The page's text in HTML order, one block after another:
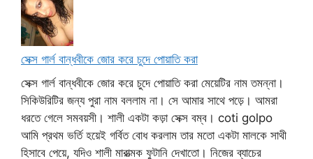
সেক্স গার্ল বান্ধবীকে জোর করে চুদে পোয়াতি করা
সেক্স গার্ল বান্ধবীকে জোর করে চুদে পোয়াতি করা মেয়েটির নাম তমন্না।
সিকিউরিটির জন্য পুরা নাম বললাম না। সে আমার সাথে পড়ে। আমরা
ধরতে গেলে সমবয়সী। শালী একটা কড়া সেক্স বম্ব। coti golpo
আমি প্রথম ভর্তি হয়েই গর্বিত বোধ করলাম তার মতো একটা মালকে সাথী
হিসাবে পেয়ে, যদিও শালী মারাত্মক ফুটানি দেখাতো। নিজের ব্যাচের